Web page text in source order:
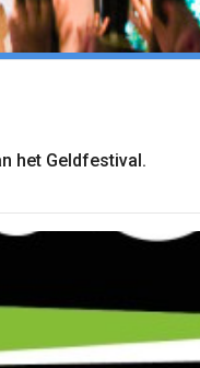
het Geldfestival.